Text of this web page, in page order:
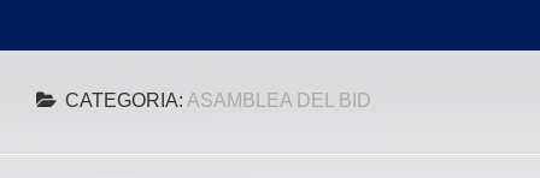
Politica
CATEGORIA: ASAMBLEA DEL BID